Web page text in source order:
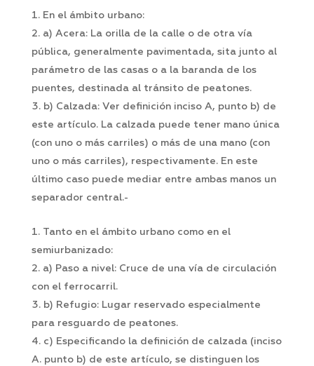
En el ámbito urbano:
a) Acera: La orilla de la calle o de otra vía
pública, generalmente pavimentada, sita junto al
parámetro de las casas o a la baranda de los
puentes, destinada al tránsito de peatones.
b) Calzada: Ver definición inciso A, punto b) de
este artículo. La calzada puede tener mano única
(con uno o más carriles) o más de una mano (con
uno o más carriles), respectivamente. En este
último caso puede mediar entre ambas manos un
separador central.-
Tanto en el ámbito urbano como en el
semiurbanizado:
a) Paso a nivel: Cruce de una vía de circulación
con el ferrocarril.
b) Refugio: Lugar reservado especialmente
para resguardo de peatones.
c) Especificando la definición de calzada (inciso
A. punto b) de este artículo, se distinguen los